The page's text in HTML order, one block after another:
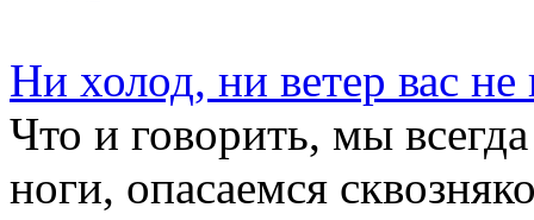
Ни холод, ни ветер вас не
Что и говорить, мы
ноги, опасаемся